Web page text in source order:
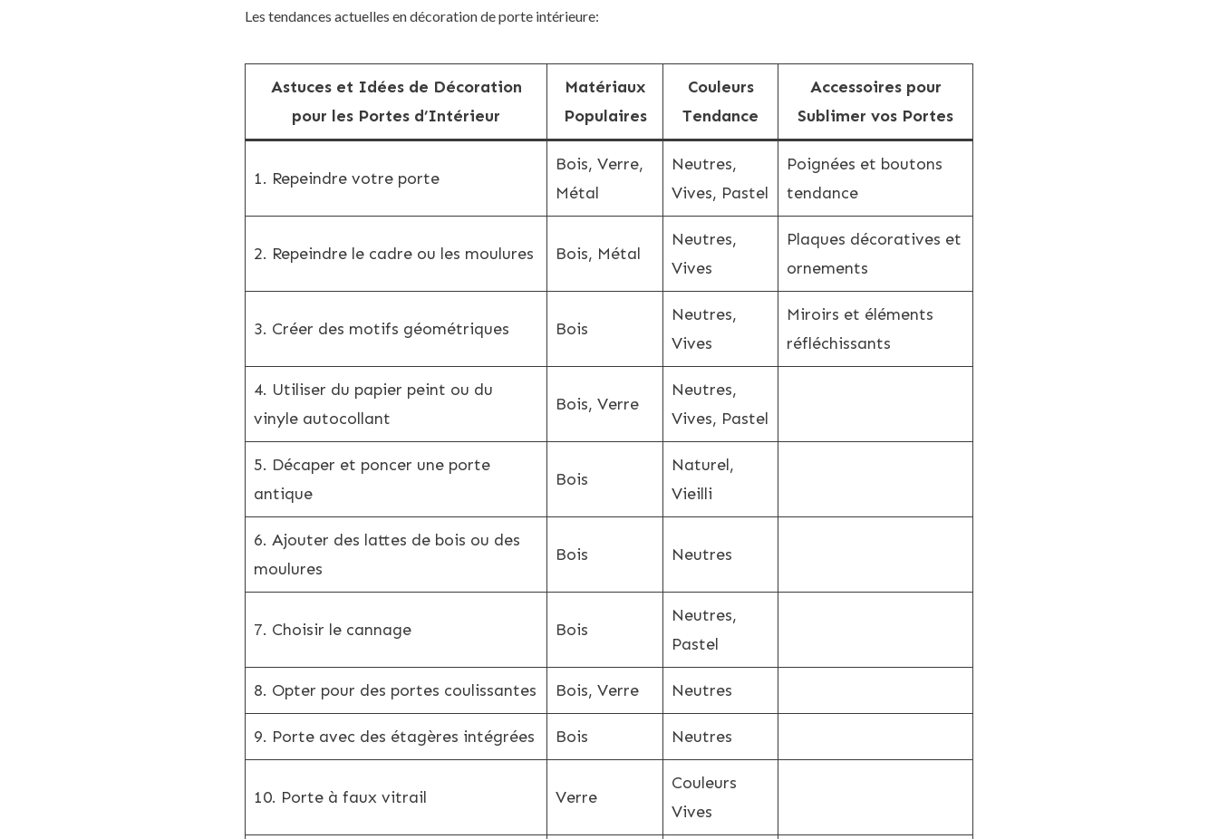
Les tendances actuelles en décoration de porte intérieure:
Astuces et Idées de Décoration
pour les Portes d’Intérieur
Matériaux
Populaires
Couleurs
Tendance
Accessoires pour
Sublimer vos Portes
1. Repeindre votre porte
Bois, Verre,
Métal
Neutres,
Vives, Pastel
Poignées et boutons
tendance
2. Repeindre le cadre ou les moulures Bois, Métal
Neutres,
Vives
Plaques décoratives et
ornements
3. Créer des motifs géométriques Bois
Neutres,
Vives
Miroirs et éléments
réfléchissants
4. Utiliser du papier peint ou du
vinyle autocollant
Bois, Verre
Neutres,
Vives, Pastel
5. Décaper et poncer une porte
antique
Bois
Naturel,
Vieilli
6. Ajouter des lattes de bois ou des
moulures
Bois Neutres
7. Choisir le cannage Bois
Neutres,
Pastel
8. Opter pour des portes coulissantes Bois, Verre Neutres
9. Porte avec des étagères intégrées Bois Neutres
10. Porte à faux vitrail Verre
Couleurs
Vives